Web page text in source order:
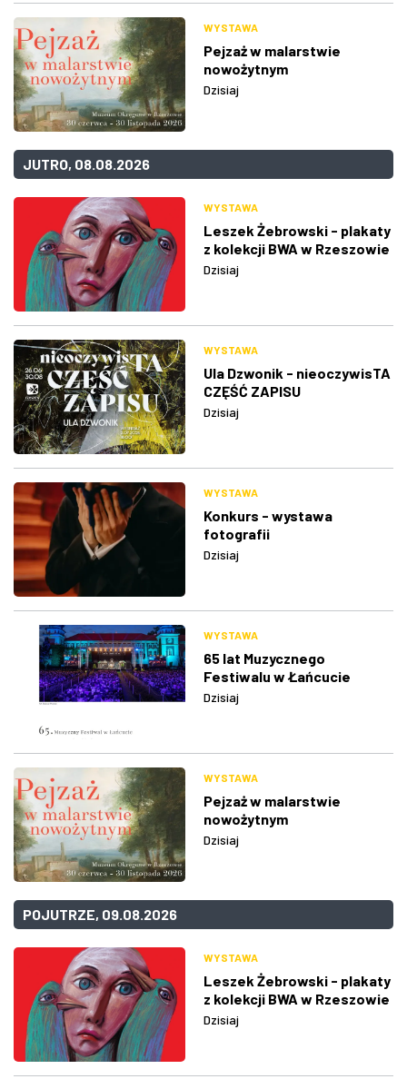
WYSTAWA
Pejzaż w malarstwie
nowożytnym
Dzisiaj
JUTRO, 08.08.2026
WYSTAWA
Leszek Żebrowski - plakaty
z kolekcji BWA w Rzeszowie
Dzisiaj
WYSTAWA
Ula Dzwonik - nieoczywisTA
CZĘŚĆ ZAPISU
Dzisiaj
WYSTAWA
Konkurs - wystawa
fotografii
Dzisiaj
WYSTAWA
65 lat Muzycznego
Festiwalu w Łańcucie
Dzisiaj
WYSTAWA
Pejzaż w malarstwie
nowożytnym
Dzisiaj
POJUTRZE, 09.08.2026
WYSTAWA
Leszek Żebrowski - plakaty
z kolekcji BWA w Rzeszowie
Dzisiaj